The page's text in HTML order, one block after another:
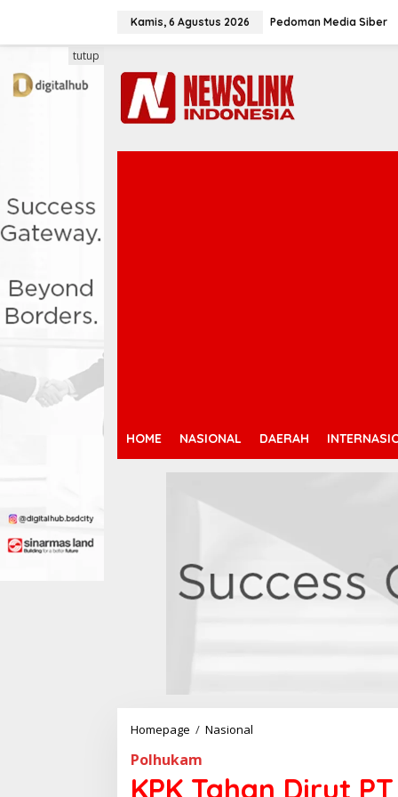
Kamis, 6 Agustus 2026 Pedoman Media Siber
HOME NASIONAL DAERAH
tutup
Homepage / Nasional
Polhukam
KPK Tahan Dirut